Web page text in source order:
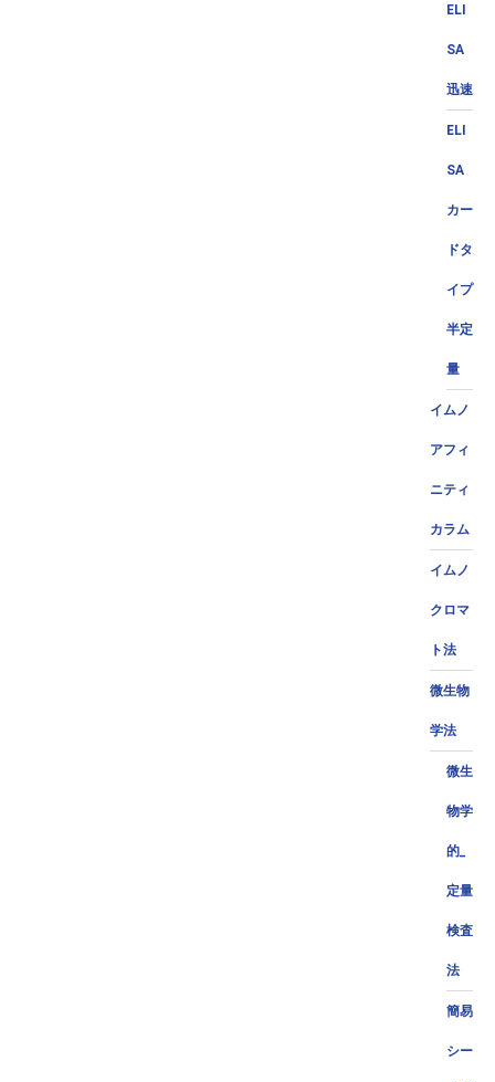
ELI
SA
迅速
ELI
SA
カー
ドタ
イプ
半定
量
イムノ
アフィ
ニティ
カラム
イムノ
クロマ
ト法
微生物
学法
微生
物学
的_
定量
検査
法
簡易
シー